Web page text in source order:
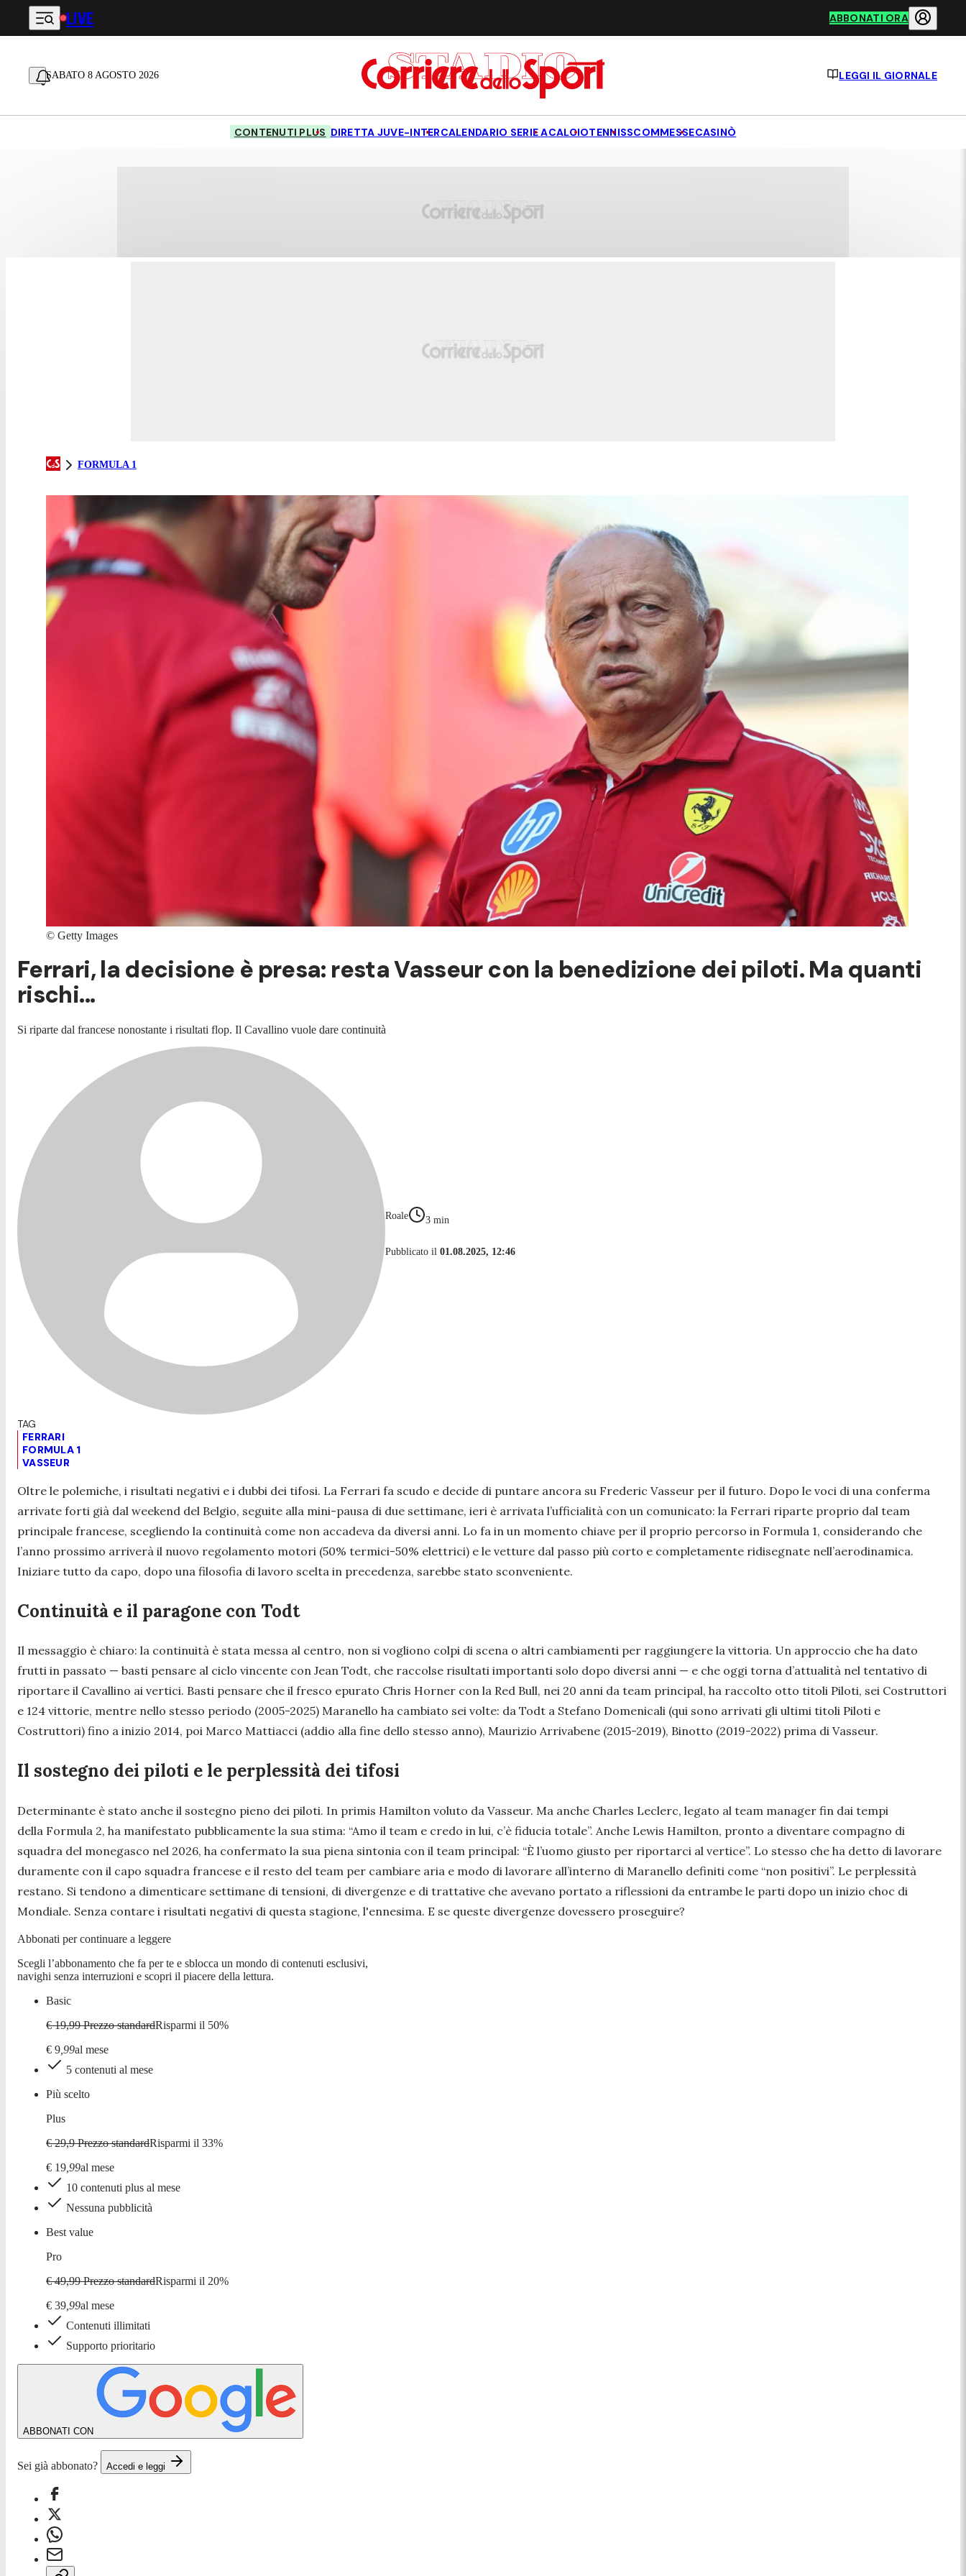
Vai al contenuto principale
LIVE ABBONATI ORA
SABATO 8 AGOSTO 2026 LEGGI IL GIORNALE
CONTENUTI PLUS DIRETTA JUVE-INTERCALENDARIO SERIE ACALCIOTENNISSCOMMESSECASINÒ
FORMULA 1
© Getty Images
Ferrari, la decisione è presa: resta Vasseur con la benedizione dei piloti. Ma quanti
rischi...
Si riparte dal francese nonostante i risultati flop. Il Cavallino vuole dare continuità
Roale 3 min
Pubblicato il 01.08.2025, 12:46
FERRARI
FORMULA 1
VASSEUR
Oltre le polemiche, i risultati negativi e i dubbi dei tifosi. La Ferrari fa scudo e decide di puntare ancora su Frederic Vasseur per il futuro. Dopo le voci di una conferma
arrivate forti già dal weekend del Belgio, seguite alla mini-pausa di due settimane, ieri è arrivata l’ufficialità con un comunicato: la Ferrari riparte proprio dal team
principale francese, scegliendo la continuità come non accadeva da diversi anni. Lo fa in un momento chiave per il proprio percorso in Formula 1, considerando che
l’anno prossimo arriverà il nuovo regolamento motori (50% termici-50% elettrici) e le vetture dal passo più corto e completamente ridisegnate nell’aerodinamica.
Iniziare tutto da capo, dopo una filosofia di lavoro scelta in precedenza, sarebbe stato sconveniente.
Continuità e il paragone con Todt
Il messaggio è chiaro: la continuità è stata messa al centro, non si vogliono colpi di scena o altri cambiamenti per raggiungere la vittoria. Un approccio che ha dato
frutti in passato — basti pensare al ciclo vincente con Jean Todt, che raccolse risultati importanti solo dopo diversi anni — e che oggi torna d’attualità nel tentativo di
riportare il Cavallino ai vertici. Basti pensare che il fresco epurato Chris Horner con la Red Bull, nei 20 anni da team principal, ha raccolto otto titoli Piloti, sei Costruttori
e 124 vittorie, mentre nello stesso periodo (2005-2025) Maranello ha cambiato sei volte: da Todt a Stefano Domenicali (qui sono arrivati gli ultimi titoli Piloti e
Costruttori) fino a inizio 2014, poi Marco Mattiacci (addio alla fine dello stesso anno), Maurizio Arrivabene (2015-2019), Binotto (2019-2022) prima di Vasseur.
Il sostegno dei piloti e le perplessità dei tifosi
Determinante è stato anche il sostegno pieno dei piloti. In primis Hamilton voluto da Vasseur. Ma anche Charles Leclerc, legato al team manager fin dai tempi
della Formula 2, ha manifestato pubblicamente la sua stima: “Amo il team e credo in lui, c’è fiducia totale”. Anche Lewis Hamilton, pronto a diventare compagno di
squadra del monegasco nel 2026, ha confermato la sua piena sintonia con il team principal: “È l’uomo giusto per riportarci al vertice”. Lo stesso che ha detto di lavorare
duramente con il capo squadra francese e il resto del team per cambiare aria e modo di lavorare all’interno di Maranello definiti come “non positivi”. Le perplessità
restano. Si tendono a dimenticare settimane di tensioni, di divergenze e di trattative che avevano portato a riflessioni da entrambe le parti dopo un inizio choc di
Mondiale. Senza contare i risultati negativi di questa stagione, l'ennesima. E se queste divergenze dovessero proseguire?
Abbonati per continuare a leggere
Scegli l’abbonamento che fa per te e sblocca un mondo di contenuti esclusivi,
navighi senza interruzioni e scopri il piacere della lettura.
Basic
€ 19,99 Prezzo standardRisparmi il 50%
€ 9 99al mese
5 contenuti al mese
Più scelto
Plus
€ 29,9 Prezzo standardRisparmi il 33%
€ 19 99al mese
10 contenuti plus al mese
Nessuna pubblicità
Best value
Pro
€ 49,99 Prezzo standardRisparmi il 20%
€ 39 99al mese
Contenuti illimitati
Supporto prioritario
ABBONATI CON
Sei già abbonato? Accedi e leggi